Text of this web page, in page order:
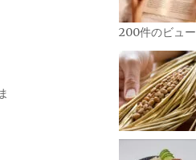
200件のビュー